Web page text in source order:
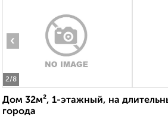
2/8
‹
Дом 32м², 1-этажный, на
города